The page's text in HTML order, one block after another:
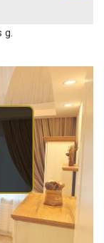
g.